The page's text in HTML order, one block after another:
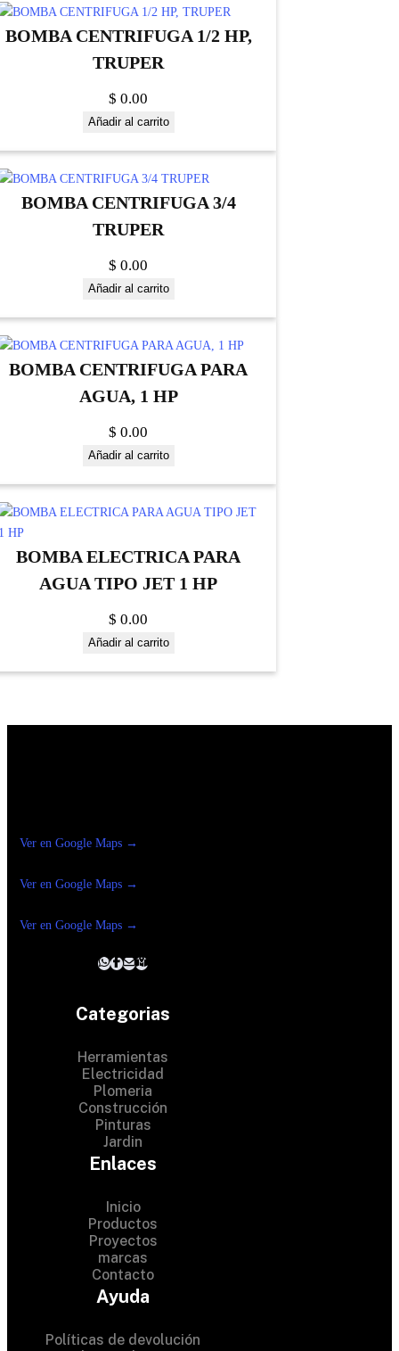
BOMBA CENTRIFUGA 1/2 HP,
TRUPER
$ 0.00
Añadir al carrito
BOMBA CENTRIFUGA 3/4
TRUPER
$ 0.00
Añadir al carrito
BOMBA CENTRIFUGA PARA
AGUA, 1 HP
$ 0.00
Añadir al carrito
BOMBA ELECTRICA PARA
AGUA TIPO JET 1 HP
$ 0.00
Añadir al carrito
Ver en Google Maps →
Ver en Google Maps →
Ver en Google Maps →
Categorias
Herramientas
Electricidad
Plomeria
Construcción
Pinturas
Jardin
Enlaces
Inicio
Productos
Proyectos
marcas
Contacto
Ayuda
Políticas de devolución